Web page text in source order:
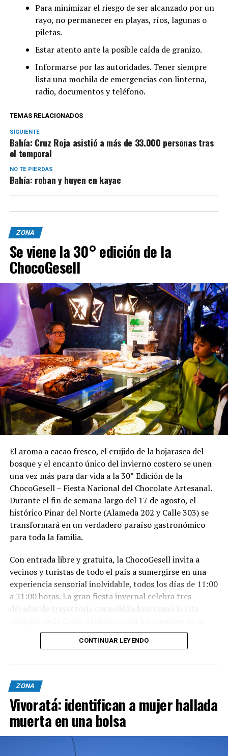
Para minimizar el riesgo de ser alcanzado por un
rayo, no permanecer en playas, ríos, lagunas o
piletas.
Estar atento ante la posible caída de granizo.
Informarse por las autoridades. Tener siempre
lista una mochila de emergencias con linterna,
radio, documentos y teléfono.
TEMAS RELACIONADOS
SIGUIENTE
Bahía: Cruz Roja asistió a más de 33.000 personas tras
el temporal
NO TE PIERDAS
Bahía: roban y huyen en kayac
ZONA
Se viene la 30° edición de la
ChocoGesell
El aroma a cacao fresco, el crujido de la hojarasca del
bosque y el encanto único del invierno costero se unen
una vez más para dar vida a la 30° Edición de la
ChocoGesell – Fiesta Nacional del Chocolate Artesanal.
Durante el fin de semana largo del 17 de agosto, el
histórico Pinar del Norte (Alameda 202 y Calle 303) se
transformará en un verdadero paraíso gastronómico
para toda la familia.
Con entrada libre y gratuita, la ChocoGesell invita a
vecinos y turistas de todo el país a sumergirse en una
experiencia sensorial inolvidable, todos los días de 11:00
a 21:00 horas. La gran fiesta invernal celebra tres
décadas de trayectoria consolidándose como la cita
buena repostería, el paisaje natural y la tradición
geselina.
Sabores, espectáculos y naturaleza en un solo lugar
Nacida en 1996, la fiesta reúne este año al talento de los
mejores expositores, maestros chocolateros y
reposteros de Villa Gesell y de todo el país. Los
asistentes podrán disfrutar de un abanico de propuestas
para cada integrante de la familia:
Clases Magistrales y Demostraciones: Exhibiciones
CONTINUAR LEYENDO
ZONA
Vivoratá: identifican a mujer hallada
muerta en una bolsa